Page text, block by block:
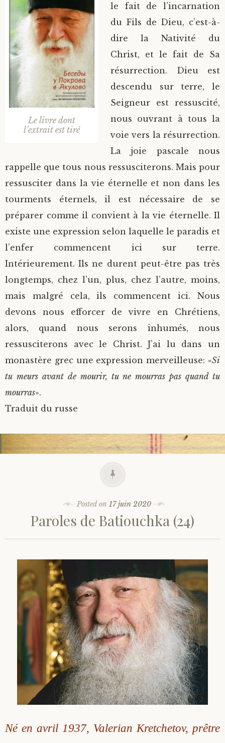
Le livre dont
l’extrait est tiré
le fait de l’incarnation
du Fils de Dieu, c’est-à-
dire la Nativité du
Christ, et le fait de Sa
résurrection. Dieu est
descendu sur terre, le
Seigneur est ressuscité,
nous ouvrant à tous la
voie vers la résurrection.
La joie pascale nous
rappelle que tous nous ressusciterons. Mais pour
ressusciter dans la vie éternelle et non dans les
tourments éternels, il est nécessaire de se
préparer comme il convient à la vie éternelle. Il
existe une expression selon laquelle le paradis et
l’enfer commencent ici sur terre.
Intérieurement. Ils ne durent peut-être pas très
longtemps, chez l’un, plus, chez l’autre, moins,
mais malgré cela, ils commencent ici. Nous
devons nous efforcer de vivre en Chrétiens,
alors, quand nous serons inhumés, nous
ressusciterons avec le Christ. J’ai lu dans un
monastère grec une expression merveilleuse: «Si
tu meurs avant de mourir, tu ne mourras pas quand tu
mourras».
Traduit du russe
Posted on17 juin 2020
Paroles de Batiouchka (24)
Né en avril 1937, Valerian Kretchetov, prêtre